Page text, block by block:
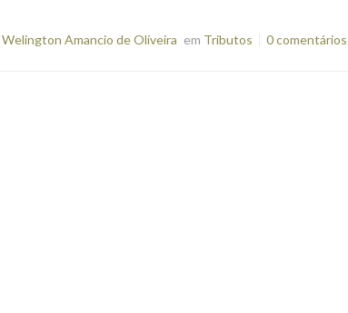
Welington Amancio de Oliveira em Tributos 0 comentários